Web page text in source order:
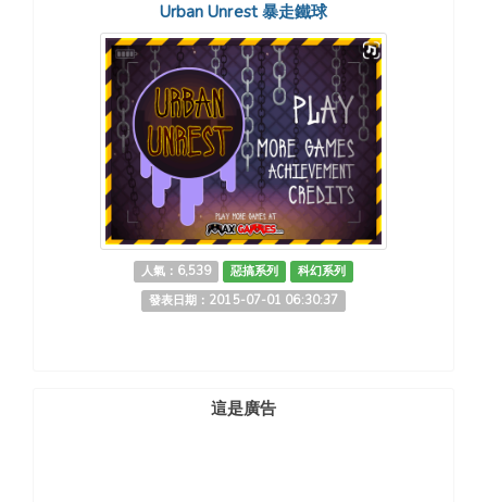
Urban Unrest 暴走鐵球
人氣：6,539 惡搞系列
科幻系列
發表日期：2015-07-01 06:30:37
這是廣告